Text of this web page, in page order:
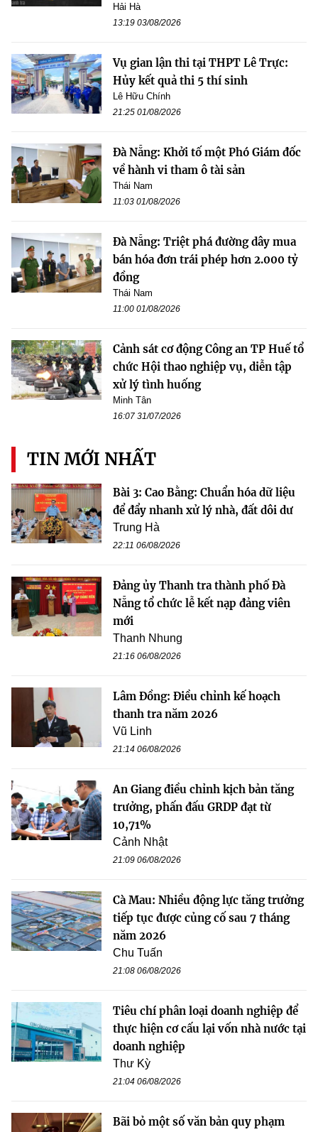
Hải Hà
13:19 03/08/2026
Vụ gian lận thi tại THPT Lê Trực:
Hủy kết quả thi 5 thí sinh
Lê Hữu Chính
21:25 01/08/2026
Đà Nẵng: Khởi tố một Phó Giám đốc
về hành vi tham ô tài sản
Thái Nam
11:03 01/08/2026
Đà Nẵng: Triệt phá đường dây mua
bán hóa đơn trái phép hơn 2.000 tỷ
đồng
Thái Nam
11:00 01/08/2026
Cảnh sát cơ động Công an TP Huế tổ
chức Hội thao nghiệp vụ, diễn tập
xử lý tình huống
Minh Tân
16:07 31/07/2026
TIN MỚI NHẤT
Bài 3: Cao Bằng: Chuẩn hóa dữ liệu
để đẩy nhanh xử lý nhà, đất dôi dư
Trung Hà
22:11 06/08/2026
Đảng ủy Thanh tra thành phố Đà
Nẵng tổ chức lễ kết nạp đảng viên
mới
Thanh Nhung
21:16 06/08/2026
Lâm Đồng: Điều chỉnh kế hoạch
thanh tra năm 2026
Vũ Linh
21:14 06/08/2026
An Giang điều chỉnh kịch bản tăng
trưởng, phấn đấu GRDP đạt từ
10,71%
Cảnh Nhật
21:09 06/08/2026
Cà Mau: Nhiều động lực tăng trưởng
tiếp tục được củng cố sau 7 tháng
năm 2026
Chu Tuấn
21:08 06/08/2026
Tiêu chí phân loại doanh nghiệp để
thực hiện cơ cấu lại vốn nhà nước tại
doanh nghiệp
Thư Kỳ
21:04 06/08/2026
Bãi bỏ một số văn bản quy phạm